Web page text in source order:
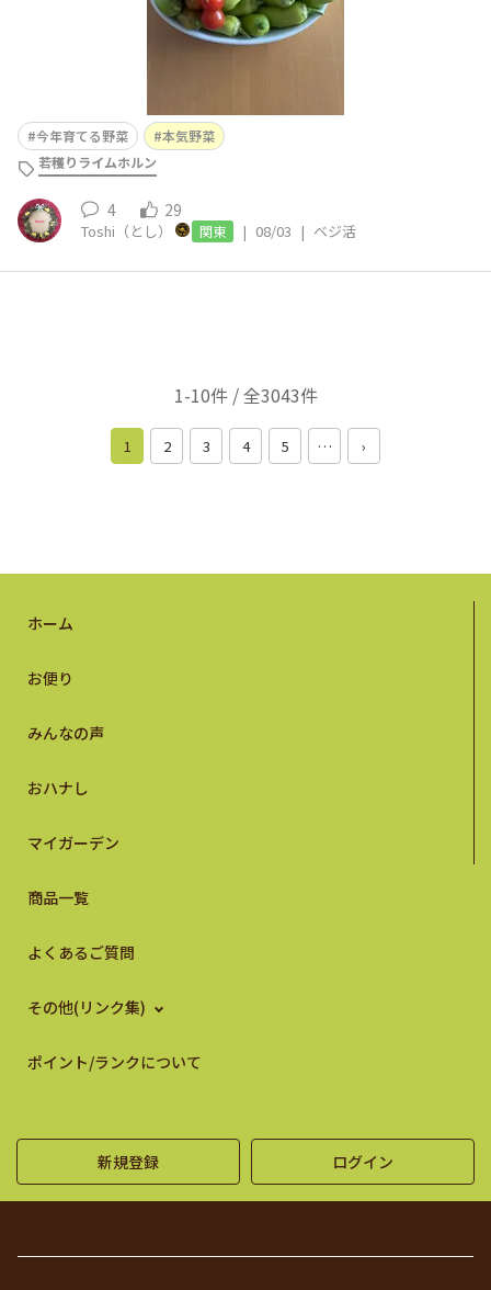
今年育てる野菜
本気野菜
若穫りライムホルン
4 29
Toshi（とし） 関東 | 08/03 | ベジ活
1-10件 / 全3043件
1 2 3 4 5 … ›
ホーム
お便り
みんなの声
おハナし
マイガーデン
商品一覧
よくあるご質問
その他(リンク集)
ポイント/ランクについて
新規登録 ログイン